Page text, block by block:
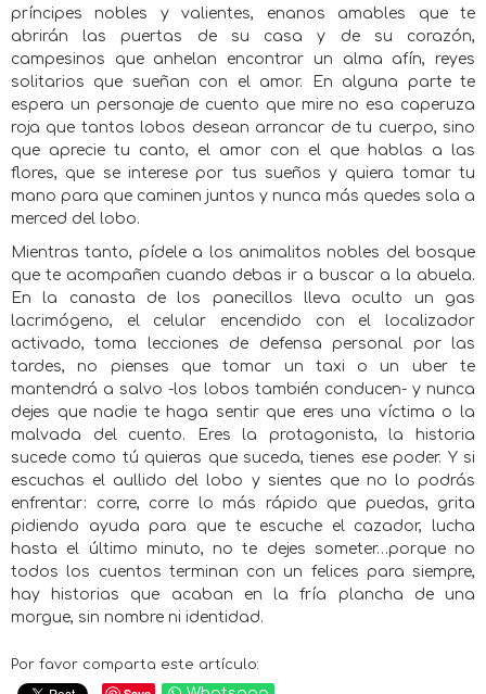
príncipes nobles y valientes, enanos amables que te
abrirán las puertas de su casa y de su corazón,
campesinos que anhelan encontrar un alma afín, reyes
solitarios que sueñan con el amor. En alguna parte te
espera un personaje de cuento que mire no esa caperuza
roja que tantos lobos desean arrancar de tu cuerpo, sino
que aprecie tu canto, el amor con el que hablas a las
flores, que se interese por tus sueños y quiera tomar tu
mano para que caminen juntos y nunca más quedes sola a
merced del lobo.
Mientras tanto, pídele a los animalitos nobles del bosque
que te acompañen cuando debas ir a buscar a la abuela.
En la canasta de los panecillos lleva oculto un gas
lacrimógeno, el celular encendido con el localizador
activado, toma lecciones de defensa personal por las
tardes, no pienses que tomar un taxi o un uber te
mantendrá a salvo -los lobos también conducen- y nunca
dejes que nadie te haga sentir que eres una víctima o la
malvada del cuento. Eres la protagonista, la historia
sucede como tú quieras que suceda, tienes ese poder. Y si
escuchas el aullido del lobo y sientes que no lo podrás
enfrentar: corre, corre lo más rápido que puedas, grita
pidiendo ayuda para que te escuche el cazador, lucha
hasta el último minuto, no te dejes someter…porque no
todos los cuentos terminan con un felices para siempre,
hay historias que acaban en la fría plancha de una
morgue, sin nombre ni identidad.
Por favor comparta este artículo: